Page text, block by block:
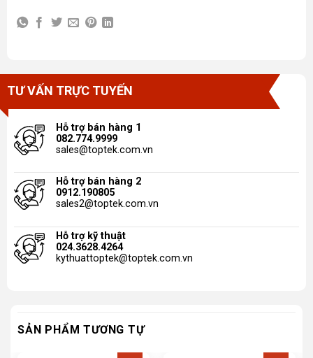
TƯ VẤN TRỰC TUYẾN
Hỗ trợ bán hàng 1
082.774.9999
sales@toptek.com.vn
Hỗ trợ bán hàng 2
0912.190805
sales2@toptek.com.vn
Hỗ trợ kỹ thuật
024.3628.4264
kythuattoptek@toptek.com.vn
SẢN PHẨM TƯƠNG TỰ